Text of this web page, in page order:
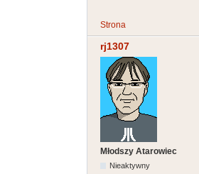
Strona
rj1307
Młodszy Atarowiec
Nieaktywny